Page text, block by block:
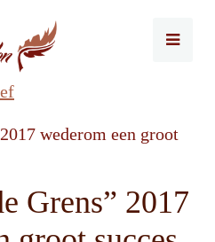
wederom een groot
Grens” 2017